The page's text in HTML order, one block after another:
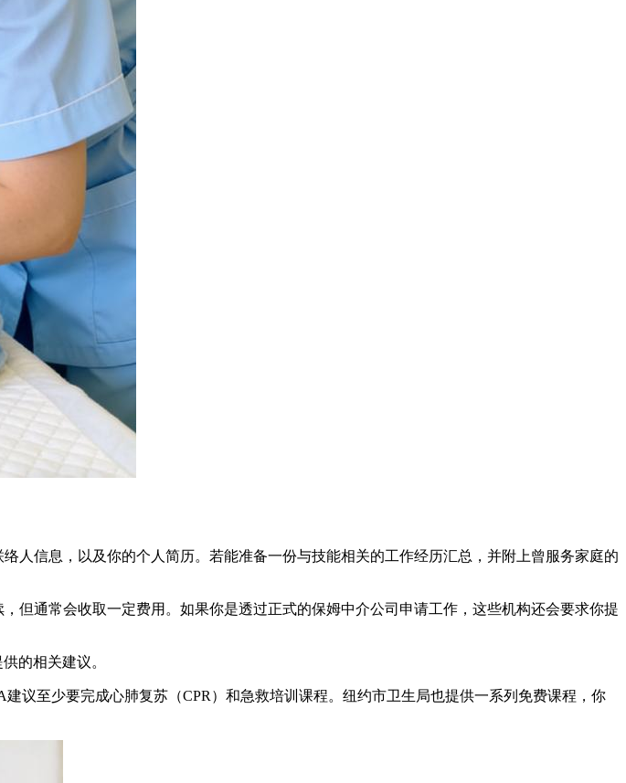
人信息，以及你的个人简历。若能准备一份与技能相关的工作经历汇总，并附上曾服务家庭的
但通常会收取一定费用。如果你是透过正式的保姆中介公司申请工作，这些机构还会要求你提
的相关建议。
议至少要完成心肺复苏（CPR）和急救培训课程。纽约市卫生局也提供一系列免费课程，你